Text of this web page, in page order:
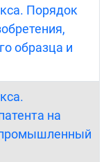
Порядок
образца и
на
промышленный